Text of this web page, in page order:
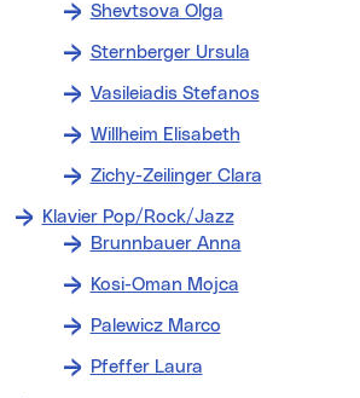
Shevtsova Olga
Sternberger Ursula
Vasileiadis Stefanos
Willheim Elisabeth
Zichy-Zeilinger Clara
Klavier Pop/Rock/Jazz
Brunnbauer Anna
Kosi-Oman Mojca
Palewicz Marco
Pfeffer Laura